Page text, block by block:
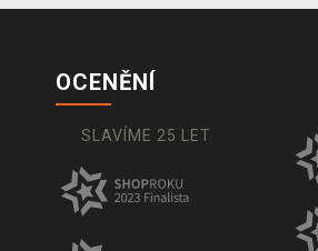
OCENĚNÍ
SLAVÍME 25 LET